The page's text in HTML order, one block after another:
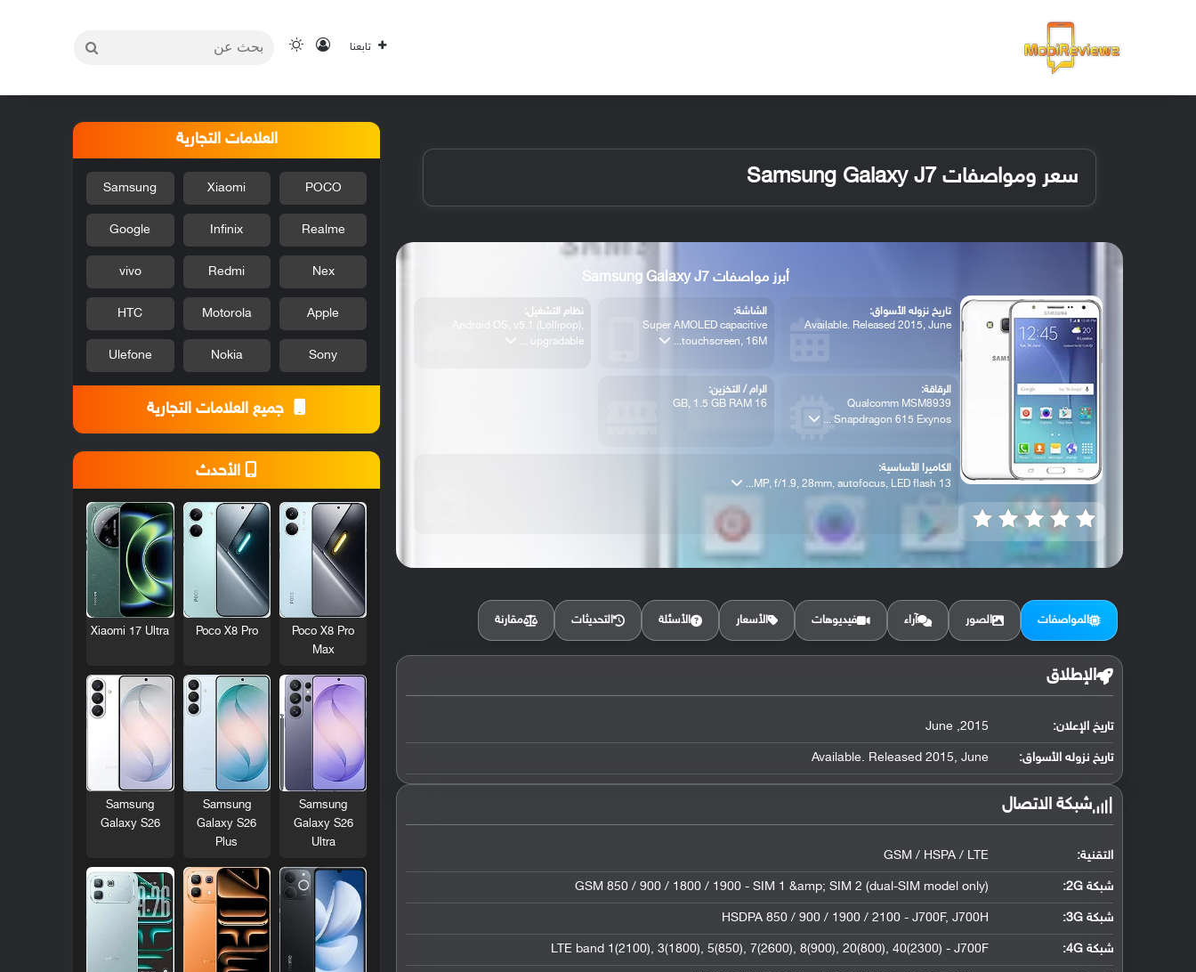
تابعنا تسجيل الدخول
الوضع المظلم
سعر ومواصفات Samsung Galaxy J7
أبرز مواصفات Samsung Galaxy J7
تاريخ نزوله الأسواق:
Available. Released 2015, June
الشاشة:
Super AMOLED capacitive
touchscreen, 16M...
نظام التشغيل:
Android OS, v5.1 (Lollipop),
upgradable ...
الرقاقة:
Qualcomm MSM8939
Snapdragon 615 Exynos ...
الرام / التخزين:
16 GB, 1.5 GB RAM
الكاميرا الأساسية:
13 MP, f/1.9, 28mm, autofocus, LED flash...
المواصفات الصور آراء فيديوهات الأسعار الأسئلة التحديثات مقارنة
الإطلاق
تاريخ الإعلان: 2015, June
تاريخ نزوله الأسواق: Available. Released 2015, June
شبكة الاتصال
التقنية: GSM / HSPA / LTE
شبكة 2G: GSM 850 / 900 / 1800 / 1900 - SIM 1 &amp; SIM 2 (dual-SIM model only)
شبكة 3G :
HSDPA 850 / 900 / 1900 / 2100 - J700F, J700H
شبكة 4G :
LTE band 1(2100), 3(1800), 5(850), 7(2600), 8(900), 20(800), 40(2300) - J700F
العلامات التجارية
POCO
Xiaomi
Samsung
Realme
Infinix
Google
Nex
Redmi
vivo
Apple
Motorola
HTC
Sony
Nokia
Ulefone
جميع العلامات التجارية
الأحدث
Poco X8 Pro
Max
Poco X8 Pro
Xiaomi 17 Ultra
Samsung
Galaxy S26
Ultra
Samsung
Galaxy S26
Plus
Samsung
Galaxy S26